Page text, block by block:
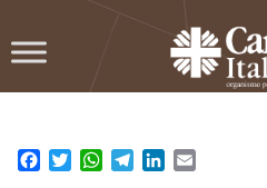
to
Facebook
TwitterWhatsApp
TelegramLinkedIn